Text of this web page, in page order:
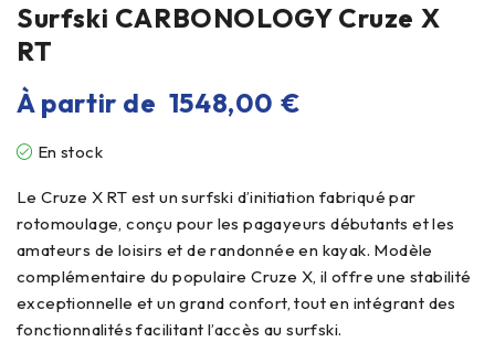
Surfski CARBONOLOGY Cruze X
RT
À partir de 1548,00 €
En stock
Le Cruze X RT est un surfski d’initiation fabriqué par
rotomoulage, conçu pour les pagayeurs débutants et les
amateurs de loisirs et de randonnée en kayak. Modèle
complémentaire du populaire Cruze X, il offre une stabilité
exceptionnelle et un grand confort, tout en intégrant des
fonctionnalités facilitant l’accès au surfski.